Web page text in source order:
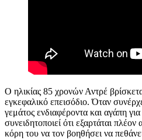
Ο ηλικίας 85 χρονών Αντρέ
εγκεφαλικό επεισόδιο.Όταν
γεμάτος ενδιαφέροντα και αγάπη
συνειδητοποιεί ότι εξαρτάται πλέον
κόρη του να τον βοηθήσει να